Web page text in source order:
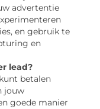
advertentie
en gebruik te
en
lead?
betalen
jouw
goede manier